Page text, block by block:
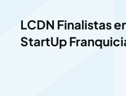
LCDN Finalistas
StartUp